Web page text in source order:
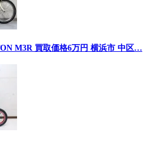
M3R 買取価格6万円 横浜市 中区…